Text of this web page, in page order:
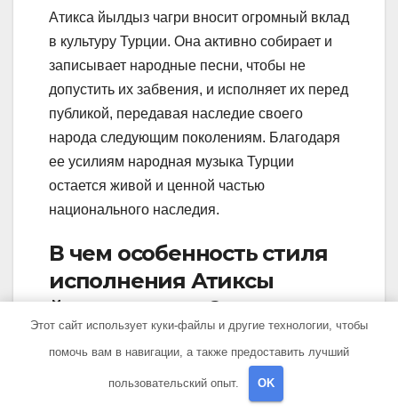
Атикса йылдыз чагри вносит огромный вклад
в культуру Турции. Она активно собирает и
записывает народные песни, чтобы не
допустить их забвения, и исполняет их перед
публикой, передавая наследие своего
народа следующим поколениям. Благодаря
ее усилиям народная музыка Турции
остается живой и ценной частью
национального наследия.
В чем особенность стиля
исполнения Атиксы
йылдыз чагри?
Особенностью стиля исполнения Атиксы
йылдыз чагри является ее экспрессивность
и эмоциональность. Она передает глубокое
Этот сайт использует куки-файлы и другие технологии, чтобы
помочь вам в навигации, а также предоставить лучший
пользовательский опыт. OK